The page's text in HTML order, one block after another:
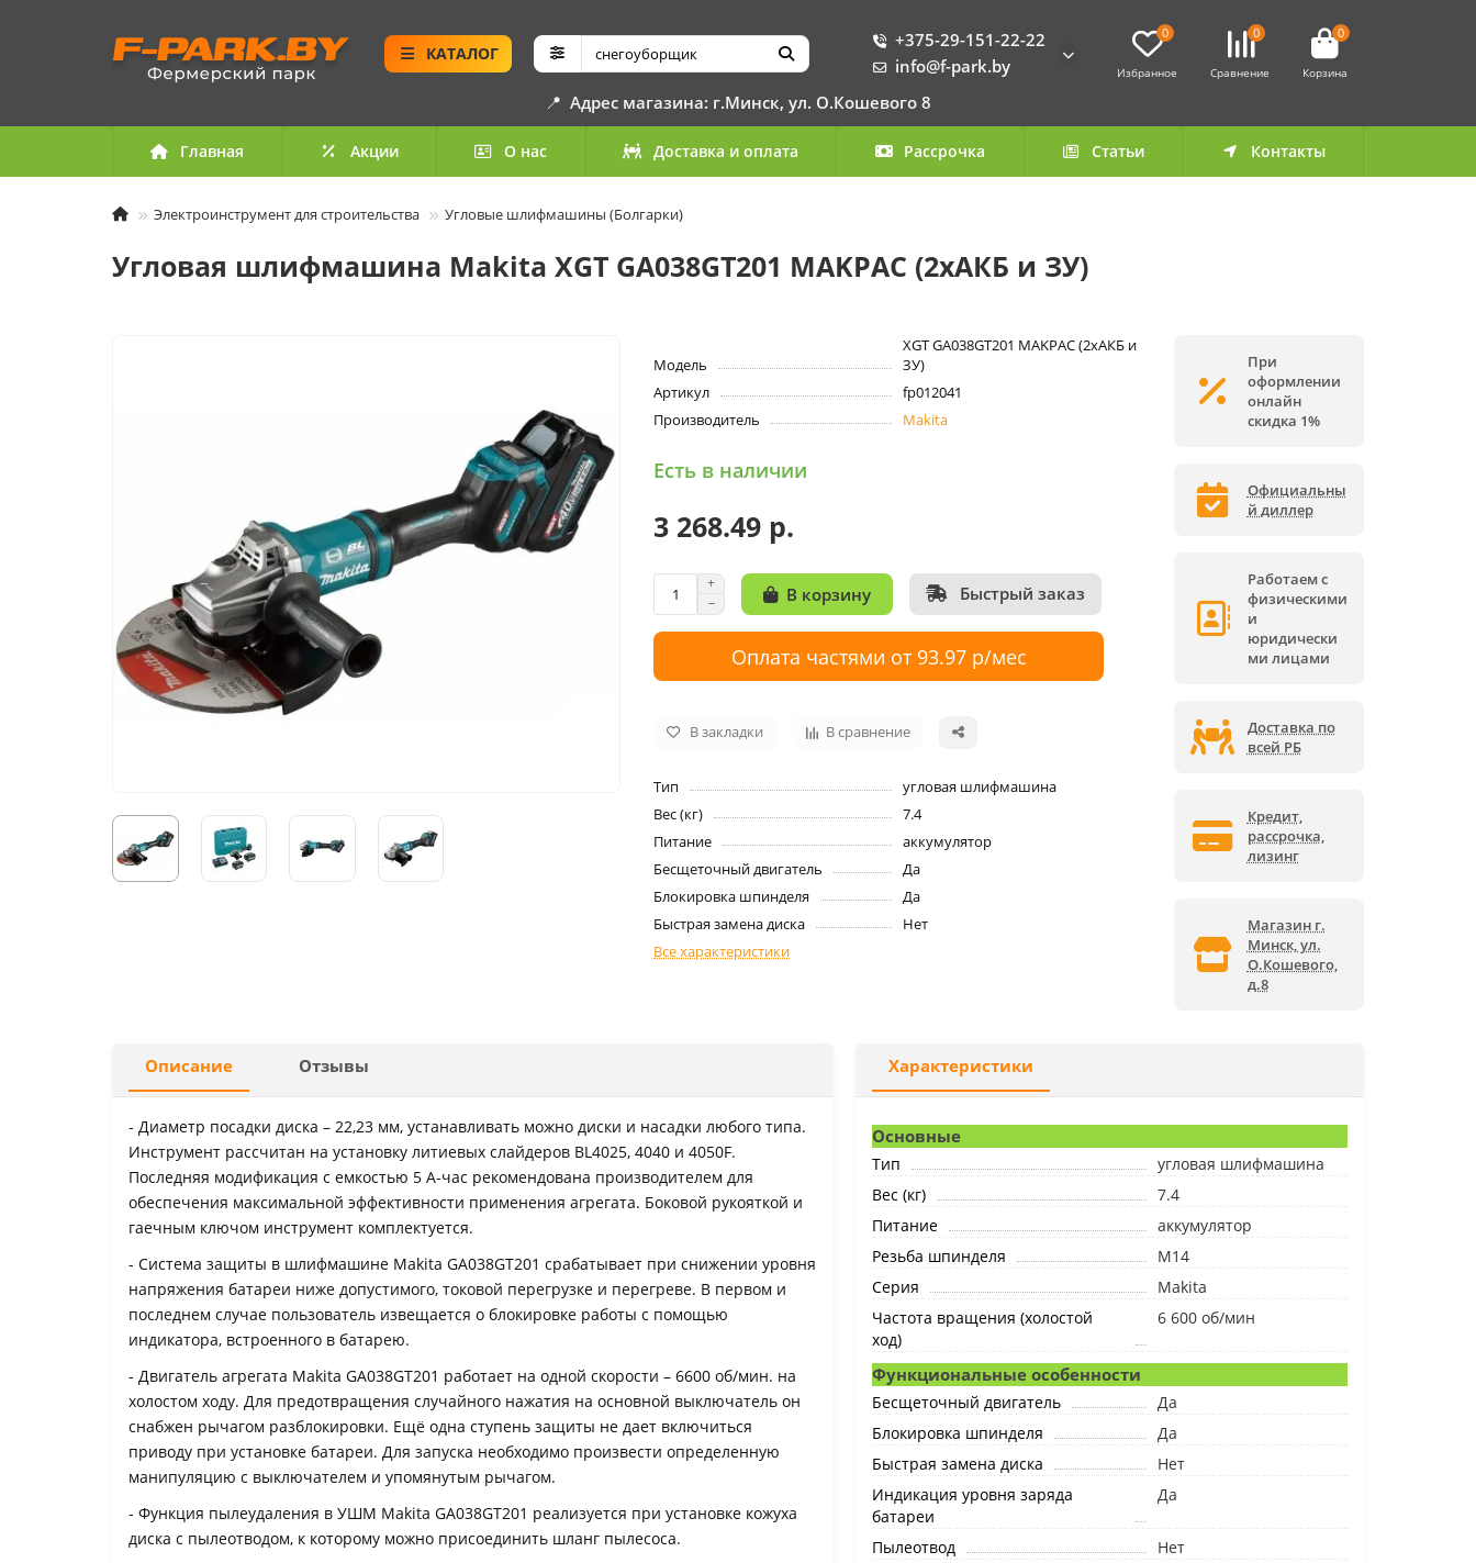
КАТАЛОГ
+375-29-151-22-22
info@f-park.by
0
Избранное
0
Сравнение
0
Корзина
📍 Адрес магазина: г.Минск, ул. О.Кошевого 8
Главная Акции О нас Доставка и оплата Рассрочка Статьи Контакты
Электроинструмент для строительства Угловые шлифмашины (Болгарки)
Угловая шлифмашина Makita XGT GA038GT201 MAKPAC (2хАКБ и ЗУ)
Модель
XGT GA038GT201 MAKPAC (2хАКБ и
ЗУ)
Артикул
fp012041
Производитель
Makita
Есть в наличии
3 268.49 р.
В корзину Быстрый заказ
Оплата частями от 93.97 р/мес
В закладки В сравнение
Тип
угловая шлифмашина
Вес (кг)
7.4
Питание
аккумулятор
Бесщеточный двигатель
Да
Блокировка шпинделя
Да
Быстрая замена диска
Нет
Все характеристики
При
оформлении
онлайн
скидка 1%
Официальны
й диллер
Работаем с
физическими
и
юридически
ми лицами
Доставка по
всей РБ
Кредит,
рассрочка,
лизинг
Магазин г.
Минск, ул.
О.Кошевого,
д.8
Описание Отзывы
- Диаметр посадки диска – 22,23 мм, устанавливать можно диски и насадки любого типа.
Инструмент рассчитан на установку литиевых слайдеров BL4025, 4040 и 4050F.
Последняя модификация с емкостью 5 А-час рекомендована производителем для
обеспечения максимальной эффективности применения агрегата. Боковой рукояткой и
гаечным ключом инструмент комплектуется.
- Система защиты в шлифмашине Makita GA038GT201 срабатывает при снижении уровня
напряжения батареи ниже допустимого, токовой перегрузке и перегреве. В первом и
последнем случае пользователь извещается о блокировке работы с помощью
индикатора, встроенного в батарею.
- Двигатель агрегата Makita GA038GT201 работает на одной скорости – 6600 об/мин. на
холостом ходу. Для предотвращения случайного нажатия на основной выключатель он
снабжен рычагом разблокировки. Ещё одна ступень защиты не дает включиться
приводу при установке батареи. Для запуска необходимо произвести определенную
манипуляцию с выключателем и упомянутым рычагом.
- Функция пылеудаления в УШМ Makita GA038GT201 реализуется при установке кожуха
диска с пылеотводом, к которому можно присоединить шланг пылесоса.
Характеристики
Основные
Тип
угловая шлифмашина
Вес (кг)
7.4
Питание
аккумулятор
Резьба шпинделя
M14
Серия
Makita
Частота вращения (холостой
ход)
6 600 об/мин
Функциональные особенности
Бесщеточный двигатель
Да
Блокировка шпинделя
Да
Быстрая замена диска
Нет
Индикация уровня заряда
батареи
Да
Пылеотвод Нет